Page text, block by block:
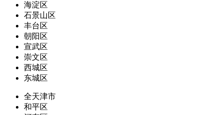
海淀区
石景山区
丰台区
朝阳区
宣武区
崇文区
西城区
东城区
全天津市
和平区